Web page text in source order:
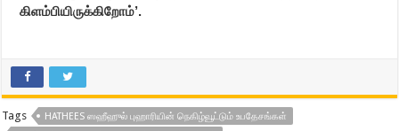
கிளம்பியிருக்கிறோம்’.
Tags
HATHEES ஸஹீஹுல் புஹாரியின் நெகிழ்வூட்டும் உபதேசங்கள்